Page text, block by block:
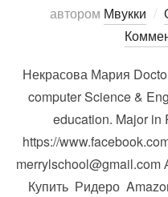
автором Мвукки
Некрасова Мария
computer Science &
education. Major in
https://
merrylschool@gmail.com
Купить Ридеро